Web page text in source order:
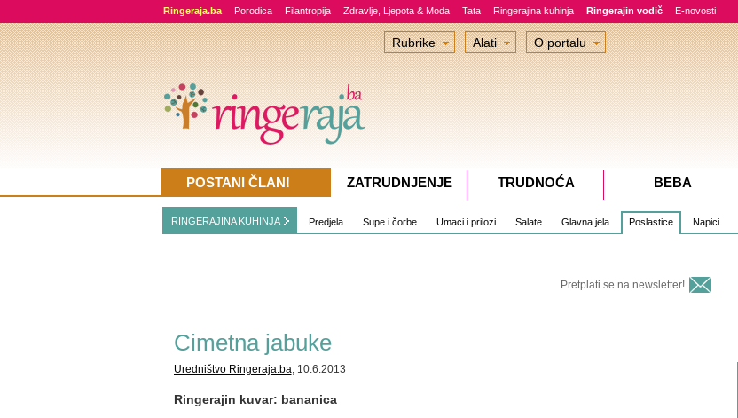
Ringeraja.ba Porodica Filantropija Zdravlje, Ljepota & Moda Tata Ringerajina kuhinja Ringerajin vodič E-novosti
RINGERAJINA KUHINJA Predjela Supe i čorbe Umaci i prilozi Salate Glavna jela Poslastice Napici
Pretplati se na newsletter!
Cimetna jabuke
Uredništvo Ringeraja.ba, 10.6.2013
Ringerajin kuvar: bananica
Rubrike Alati O portalu
POSTANI ČLAN! ZATRUDNJENJE TRUDNOĆA BEBA